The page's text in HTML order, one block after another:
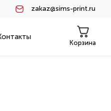
zakaz@sims-print.ru
Корзина